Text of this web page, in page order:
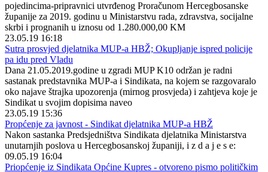
pojedincima-pripravnici utvrđenog Proračunom Hercegbosanske
županije za 2019. godinu u Ministarstvu rada, zdravstva, socijalne
skrbi i prognanih u iznosu od 1.280.000,00 KM
23.05.19 16:18
Sutra prosvjed djelatnika MUP-a HBŽ; Okupljanje ispred policije
pa idu pred Vladu
Dana 21.05.2019.godine u zgradi MUP K10 održan je radni
sastanak predstavnika MUP-a i Sindikata, na kojem se razgovaralo
oko najave štrajka upozorenja (mirnog prosvjeda) i zahtjeva koje je
Sindikat u svojim dopisima naveo
23.05.19 15:36
Propćenje za javnost - Sindikat djelatnika MUP-a HBŽ
Nakon sastanka Predsjedništva Sindikata djelatnika Ministarstva
unutarnjih poslova u Hercegbosanskoj županiji, i z d a j e s e:
09.05.19 16:04
Priopćenje iz Sindikata Općine Kupres - otvoreno pismo političkim